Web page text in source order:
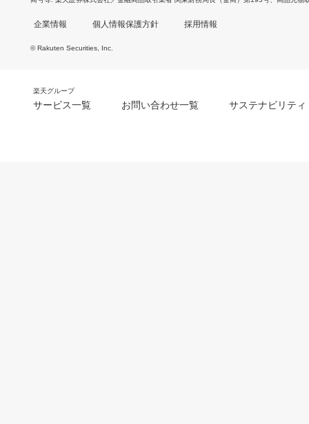
企業情報 個人情報保護方針 採用情報
© Rakuten Securities, Inc.
楽天グループ
サービス一覧 お問い合わせ一覧 サステナビリティ